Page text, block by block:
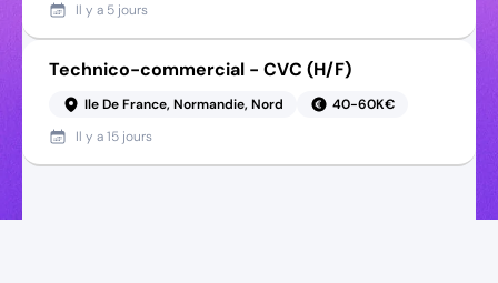
Il y a 5 jours
Technico-commercial - CVC (H/F)
Ile De France, Normandie, Nord
40-60K€
Il y a15 jours